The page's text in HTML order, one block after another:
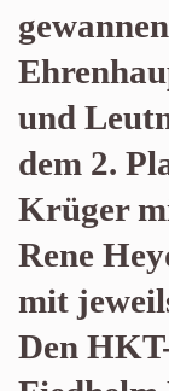
und
dem 2.
Krüger
Rene
mit
Den